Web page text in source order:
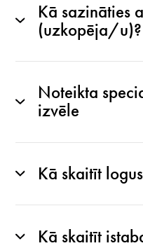
Kā sazināties
(uzkopēja/u)?
Noteikta
izvēle
Kā skaitīt
Kā skaitīt